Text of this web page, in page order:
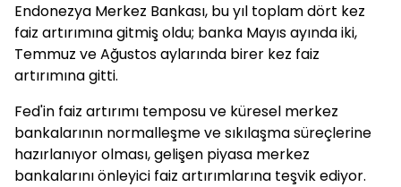
Endonezya Merkez Bankası, bu yıl toplam dört kez
faiz artırımına gitmiş oldu; banka Mayıs ayında iki,
Temmuz ve Ağustos aylarında birer kez faiz
artırımına gitti.
Fed'in faiz artırımı temposu ve küresel merkez
bankalarının normalleşme ve sıkılaşma süreçlerine
hazırlanıyor olması, gelişen piyasa merkez
bankalarını önleyici faiz artırımlarına teşvik ediyor.